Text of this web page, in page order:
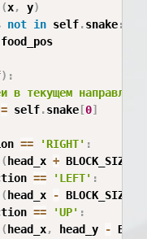
(x, y)
not in self.snake:
food_pos
) :
в текущем
= self.snake [0]
== 'RIGHT' :
( head_x + BLOCK_SIZE
== 'LEFT' :
( head_x - BLOCK_SIZE
== 'UP' :
( head_x, head_y -